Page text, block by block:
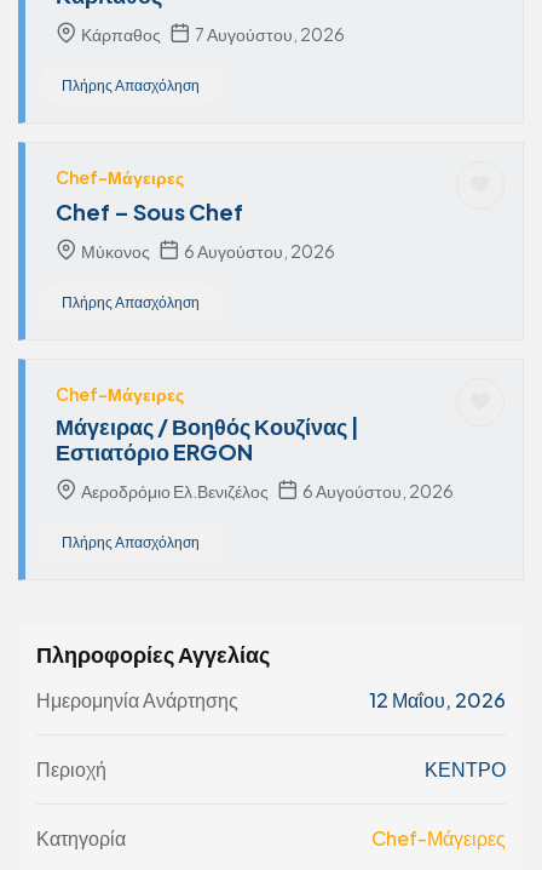
Κάρπαθος 7 Αυγούστου, 2026
Πλήρης Απασχόληση
Chef-Μάγειρες
Chef – Sous Chef
Μύκονος 6 Αυγούστου, 2026
Πλήρης Απασχόληση
Chef-Μάγειρες
Μάγειρας / Βοηθός Κουζίνας |
Εστιατόριο ERGON
Αεροδρόμιο Ελ.Βενιζέλος 6 Αυγούστου, 2026
Πλήρης Απασχόληση
Πληροφορίες Αγγελίας
Ημερομηνία Ανάρτησης 12 Μαΐου, 2026
Περιοχή ΚΕΝΤΡΟ
Κατηγορία Chef-Μάγειρες